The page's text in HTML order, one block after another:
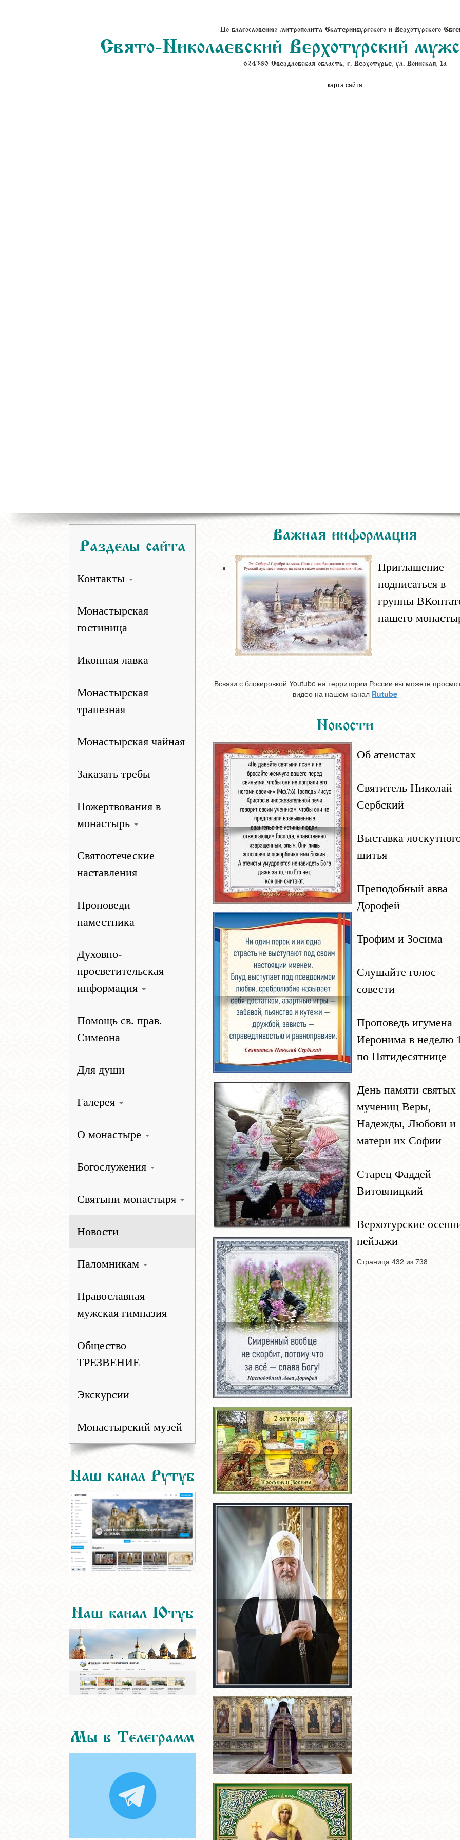
По благословению митрополита Екатеринбургского и Верхотурского
Свято-Николаевский Верхотурский
624380 Свердловская область, г. Верхотурье, ул. Воинская, 1а
карта сайта
Важная информация
Приглашение
подписаться в
группы
нашего
Всвязи с блокировкой Youtube на территории России вы можете
видео на нашем канал Rutube
Новости
Об атеистах
Святитель Николай
Сербский
Выставка
шитья
Преподобный авва
Дорофей
Трофим и Зосима
Слушайте голос
совести
Проповедь игумена
Иеронима в неделю
по Пятидесятнице
День памяти святых
мучениц Веры,
Надежды, Любови и
матери их Софии
Старец Фаддей
Витовницкий
Верхотурские
пейзажи
Страница 432 из 738
Разделы сайта
Контакты
Монастырская
гостиница
Иконная лавка
Монастырская
трапезная
Монастырская чайная
Заказать требы
Пожертвования в
монастырь
Святоотеческие
наставления
Проповеди
наместника
Духовно-
просветительская
информация
Помощь св. прав.
Симеона
Для души
Галерея
О монастыре
Богослужения
Святыни монастыря
Новости
Паломникам
Православная
мужская гимназия
Общество
ТРЕЗВЕНИЕ
Экскурсии
Монастырский музей
Наш канал Рутуб
Наш канал Ютуб
Мы в Телеграмм